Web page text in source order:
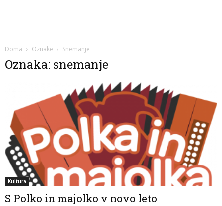
Doma Oznake Snemanje
Oznaka: snemanje
Kultura
S Polko in majolko v novo leto